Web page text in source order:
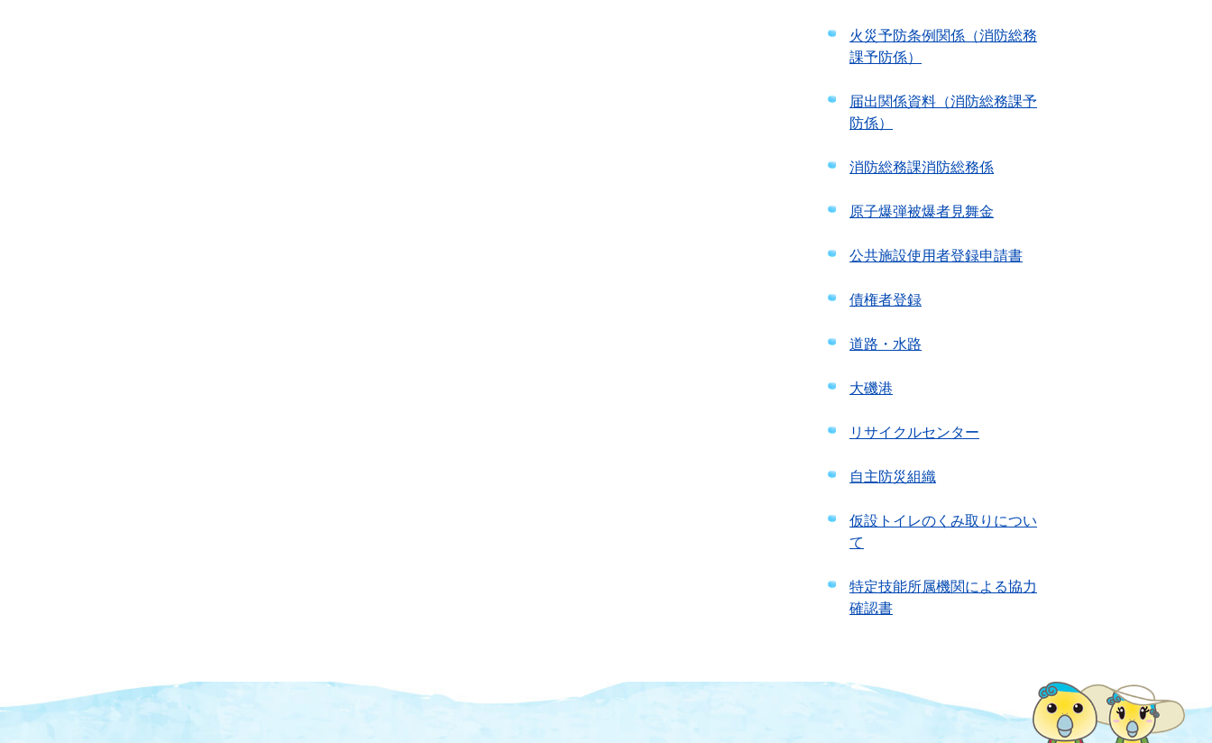
火災予防条例関係（消防総務
課予防係）
届出関係資料（消防総務課予
防係）
消防総務課消防総務係
原子爆弾被爆者見舞金
公共施設使用者登録申請書
債権者登録
道路・水路
大磯港
リサイクルセンター
自主防災組織
仮設トイレのくみ取りについ
て
特定技能所属機関による協力
確認書